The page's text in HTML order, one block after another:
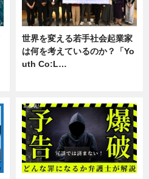
世界を変える若手社会起業家
は何を考えているのか？「Yo
uth Co:L…